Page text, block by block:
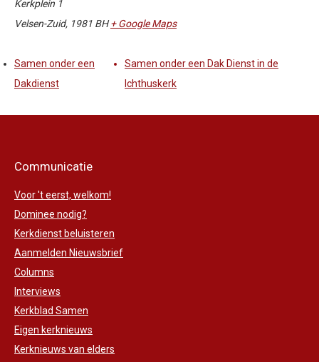
Kerkplein 1
Velsen-Zuid, 1981 BH + Google Maps
Samen onder een
Dakdienst
Samen onder een Dak Dienst in de
Ichthuskerk
Communicatie
Voor 't eerst, welkom!
Dominee nodig?
Kerkdienst beluisteren
Aanmelden Nieuwsbrief
Columns
Interviews
Kerkblad Samen
Eigen kerknieuws
Kerknieuws van elders